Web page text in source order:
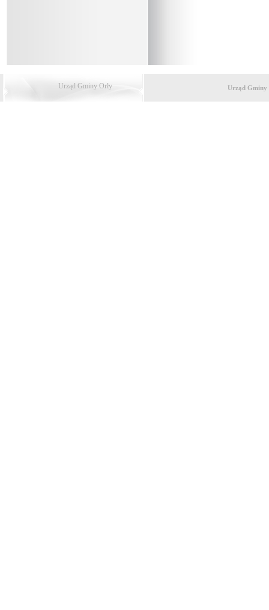
Urząd Gminy Orły Urząd